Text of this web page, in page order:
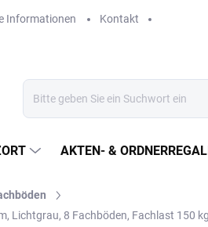
Informationen Kontakt
AKTEN- &
Lichtgrau, 8 Fachböden, Fachlast 150